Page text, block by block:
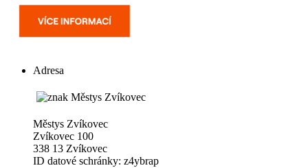
Adresa
Městys Zvíkovec
Zvíkovec 100
338 13 Zvíkovec
ID datové schránky: z4ybrap